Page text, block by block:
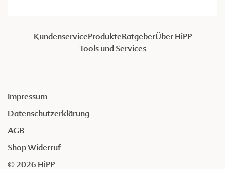
KundenserviceProdukteRatgeberÜber HiPP
Tools und Services
Impressum
Datenschutzerklärung
AGB
Shop Widerruf
© 2026 HiPP